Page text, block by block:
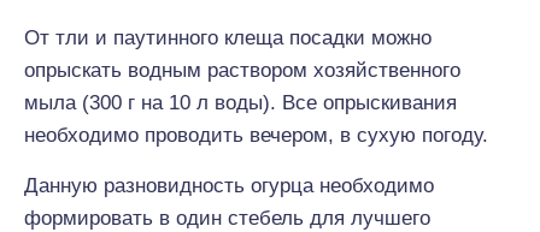
От тли и паутинного клеща посадки можно
опрыскать водным раствором хозяйственного
мыла (300 г на 10 л воды). Все опрыскивания
необходимо проводить вечером, в сухую погоду.
Данную разновидность огурца необходимо
формировать в один стебель для лучшего